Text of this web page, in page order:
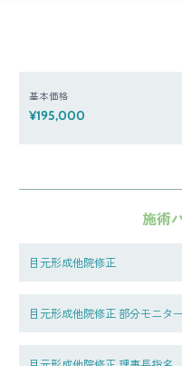
基本価格
¥195,000
施術
目元形成他院修正
目元形成他院修正 部分モニター